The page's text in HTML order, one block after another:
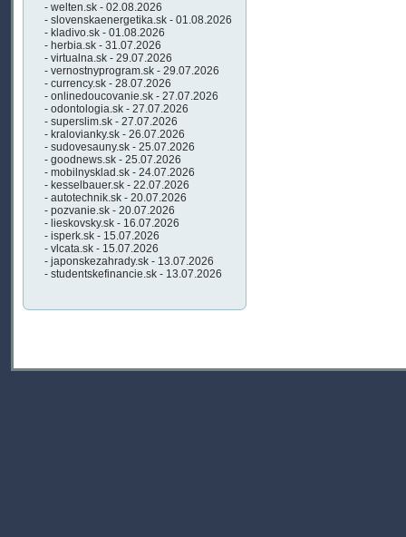
- welten.sk - 02.08.2026
- slovenskaenergetika.sk - 01.08.2026
- kladivo.sk - 01.08.2026
- herbia.sk - 31.07.2026
- virtualna.sk - 29.07.2026
- vernostnyprogram.sk - 29.07.2026
- currency.sk - 28.07.2026
- onlinedoucovanie.sk - 27.07.2026
- odontologia.sk - 27.07.2026
- superslim.sk - 27.07.2026
- kralovianky.sk - 26.07.2026
- sudovesauny.sk - 25.07.2026
- goodnews.sk - 25.07.2026
- mobilnysklad.sk - 24.07.2026
- kesselbauer.sk - 22.07.2026
- autotechnik.sk - 20.07.2026
- pozvanie.sk - 20.07.2026
- lieskovsky.sk - 16.07.2026
- isperk.sk - 15.07.2026
- vlcata.sk - 15.07.2026
- japonskezahrady.sk - 13.07.2026
- studentskefinancie.sk - 13.07.2026